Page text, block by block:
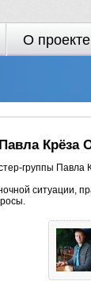
О проекте
Крёза
группы Павла
ситуации,